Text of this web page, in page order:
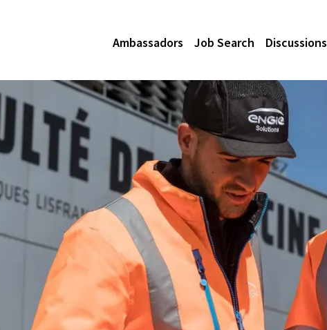
Ambassadors Job Search Discussions